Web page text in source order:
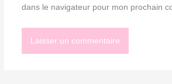
dans le navigateur pour mon prochain